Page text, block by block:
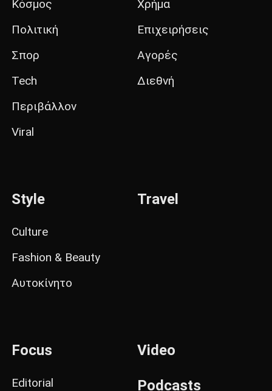
Κόσμος
Πολιτική
Σπορ
Tech
Περιβάλλον
Viral
Χρήμα
Επιχειρήσεις
Αγορές
Διεθνή
Style
Culture
Fashion & Beauty
Αυτοκίνητο
Travel
Focus
Editorial
Video
Podcasts